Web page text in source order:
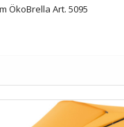
ÖkoBrella Art. 5095